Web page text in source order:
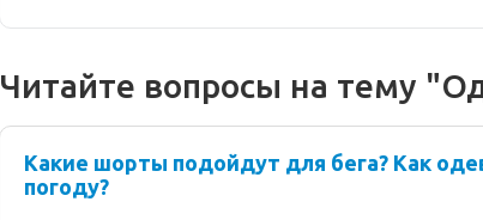
Читайте вопросы на тему
Какие шорты подойдут для бега? Как
погоду?